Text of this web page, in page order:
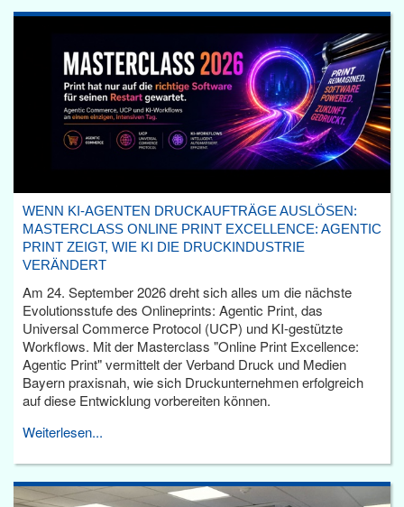
WENN KI-AGENTEN DRUCKAUFTRÄGE AUSLÖSEN:
MASTERCLASS ONLINE PRINT EXCELLENCE: AGENTIC
PRINT ZEIGT, WIE KI DIE DRUCKINDUSTRIE
VERÄNDERT
Am 24. September 2026 dreht sich alles um die nächste
Evolutionsstufe des Onlineprints: Agentic Print, das
Universal Commerce Protocol (UCP) und KI-gestützte
Workflows. Mit der Masterclass "Online Print Excellence:
Agentic Print" vermittelt der Verband Druck und Medien
Bayern praxisnah, wie sich Druckunternehmen erfolgreich
auf diese Entwicklung vorbereiten können.
Weiterlesen...